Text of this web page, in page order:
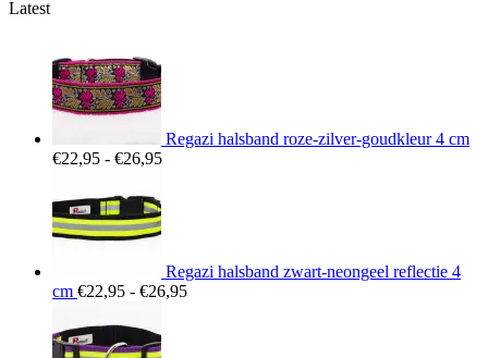
Latest
Regazi halsband roze-zilver-goudkleur 4 cm
€22,95 - €26,95Prijsklasse:
Regazi halsband zwart-neongeel reflectie 4
cm €22,95 - €26,95Prijsklasse: